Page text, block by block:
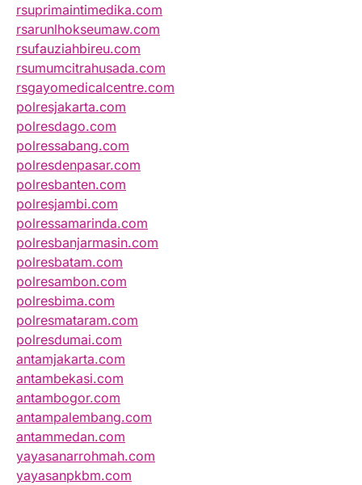
rsuprimaintimedika.com
rsarunlhokseumaw.com
rsufauziahbireu.com
rsumumcitrahusada.com
rsgayomedicalcentre.com
polresjakarta.com
polresdago.com
polressabang.com
polresdenpasar.com
polresbanten.com
polresjambi.com
polressamarinda.com
polresbanjarmasin.com
polresbatam.com
polresambon.com
polresbima.com
polresmataram.com
polresdumai.com
antamjakarta.com
antambekasi.com
antambogor.com
antampalembang.com
antammedan.com
yayasanarrohmah.com
yayasanpkbm.com